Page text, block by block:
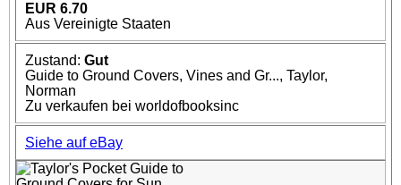
EUR 6.70
Aus Vereinigte Staaten
Zustand: Gut
Guide to Ground Covers, Vines and Gr..., Taylor,
Norman
Zu verkaufen bei worldofbooksinc
Siehe auf eBay